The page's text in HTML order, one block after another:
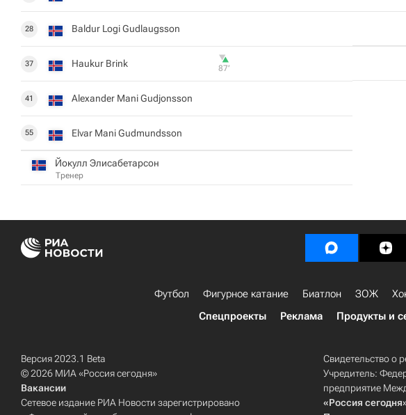
28 Baldur Logi Gudlaugsson
37 Haukur Brink 87‎’‎
41 Alexander Mani Gudjonsson
55 Elvar Mani Gudmundsson
Йокулл Элисабетарсон
Тренер
Футбол Фигурное катание Биатлон ЗОЖ
Спецпроекты
Реклама Продукты и
Версия 2023.1 Beta
© 2026 МИА «Россия сегодня»
Вакансии
Сетевое издание РИА Новости зарегистрировано
Свидетельство о
Учредитель:
предприятие
«Россия